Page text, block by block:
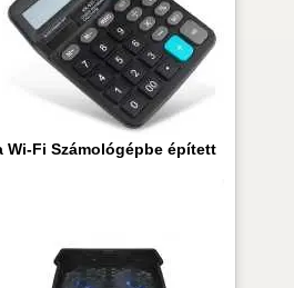
Wi-Fi Számológépbe épített